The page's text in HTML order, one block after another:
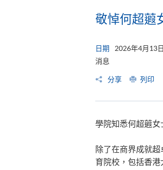
敬悼何超蕸
日期
2026年4月13
消息
分享 列印
學院知悉何超蕸女
除了在商界成就
育院校，包括香